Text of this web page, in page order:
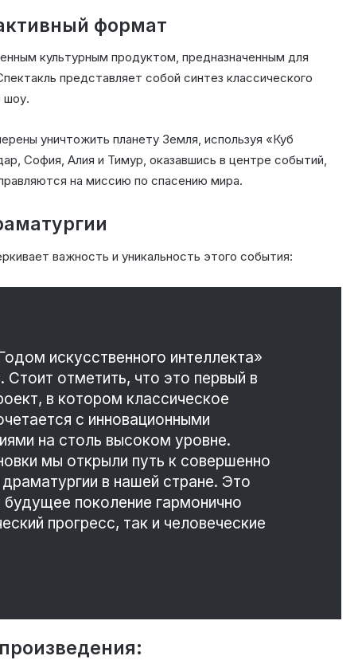
формат
культурным продуктом, предназначенным для
представляет собой синтез классического
шоу.
уничтожить планету Земля, используя «Куб
София, Алия и Тимур, оказавшись в центре событий,
на миссию по спасению мира.
важность и уникальность этого события:
искусственного интеллекта»
. Стоит отметить, что это первый в
в котором классическое
с инновационными
на столь высоком уровне.
мы открыли путь к совершенно
в нашей стране. Это
поколение гармонично
прогресс, так и человеческие